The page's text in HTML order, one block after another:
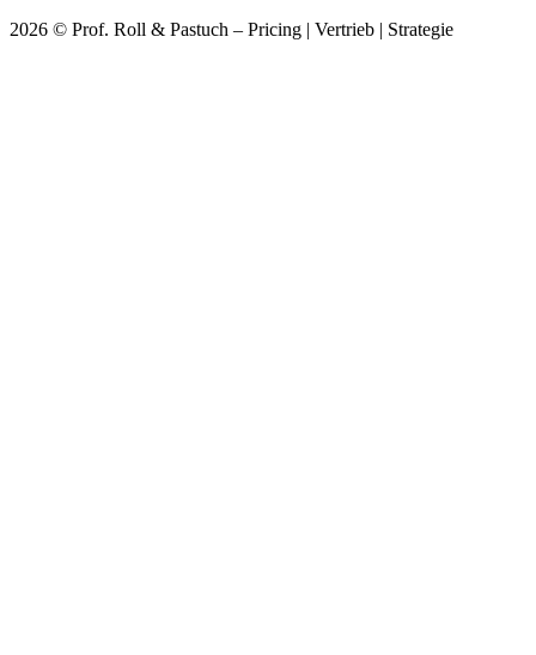
2026 © Prof. Roll & Pastuch – Pricing | Vertrieb | Strategie